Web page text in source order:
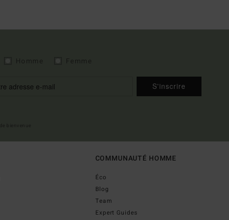
S'inscrire
COMMUNAUTÉ HOMME
Éco
Blog
Team
Expert Guides